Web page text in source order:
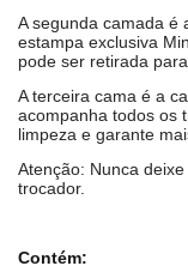
A segunda camada é
estampa exclusiva
pode ser retirada
A terceira cama é a
acompanha todos os
limpeza e garante
Atenção: Nunca
trocador.
Contém: